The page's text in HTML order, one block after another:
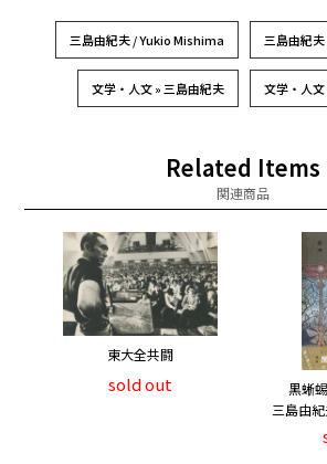
三島由紀夫 / Yukio Mishima 三島由紀
文学・人文 » 三島由紀夫 文学・人
Related Items
関連商品
東大全共闘
sold out
黒蜥
三島由